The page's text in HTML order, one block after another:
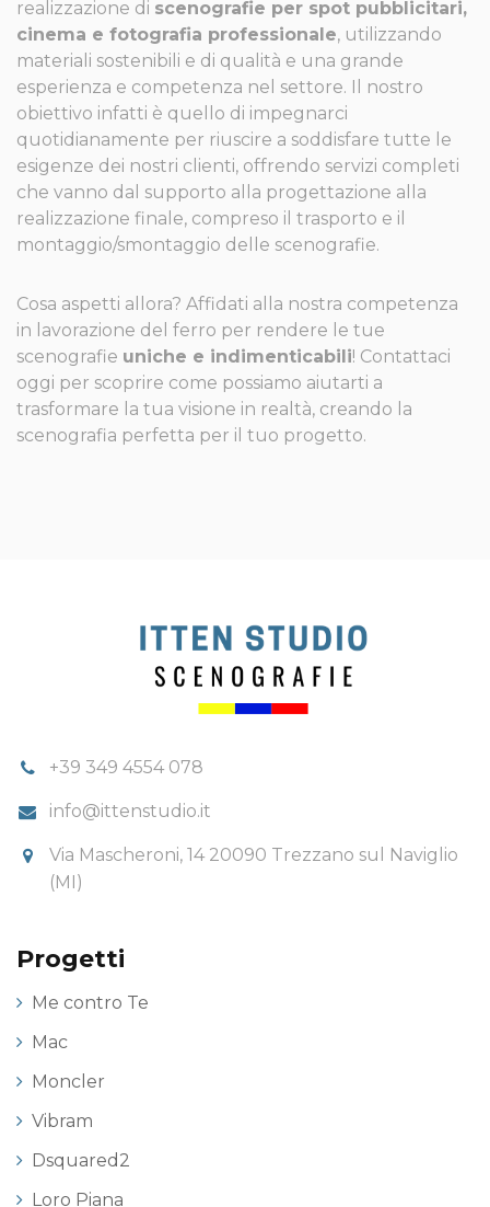
realizzazione di scenografie per spot pubblicitari,
cinema e fotografia professionale, utilizzando
materiali sostenibili e di qualità e una grande
esperienza e competenza nel settore. Il nostro
obiettivo infatti è quello di impegnarci
quotidianamente per riuscire a soddisfare tutte le
esigenze dei nostri clienti, offrendo servizi completi
che vanno dal supporto alla progettazione alla
realizzazione finale, compreso il trasporto e il
montaggio/smontaggio delle scenografie.
Cosa aspetti allora? Affidati alla nostra competenza
in lavorazione del ferro per rendere le tue
scenografie uniche e indimenticabili! Contattaci
oggi per scoprire come possiamo aiutarti a
trasformare la tua visione in realtà, creando la
scenografia perfetta per il tuo progetto.
+39 349 4554 078
info@ittenstudio.it
Via Mascheroni, 14 20090 Trezzano sul Naviglio
(MI)
Progetti
Me contro Te
Mac
Moncler
Vibram
Dsquared2
Loro Piana